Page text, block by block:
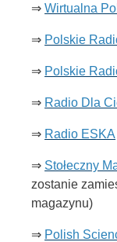
⇒Wirtualna
⇒ Polskie
⇒ Polskie
⇒ Radio Dla
⇒ Radio ESKA
⇒ Stołeczny
zostanie
magazynu)
⇒ Polish